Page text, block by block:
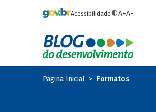
Acessibilidade A+A-
Página Inicial Formatos